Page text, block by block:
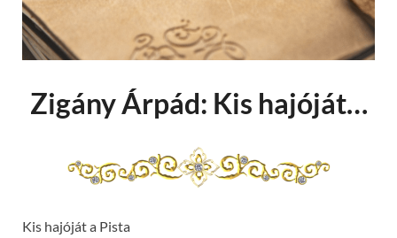
Zigány Árpád: Kis hajóját…
Kis hajóját a Pista